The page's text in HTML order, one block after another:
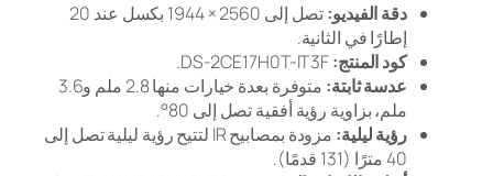
دقة الفيديو:
تصل إلى 2560 × 1944 بكسل عند 20
إطارًا في الثانية.
كود المنتج:
عدسة ثابتة:
متوفرة بعدة خيارات منها 2.8 ملم و3.6
ملم، بزاوية رؤية أفقية تصل إلى 80°.
رؤية ليلية:
مزودة بمصابيح IR لتتيح رؤية ليلية تصل إلى
40 مترًا (131 قدمًا).